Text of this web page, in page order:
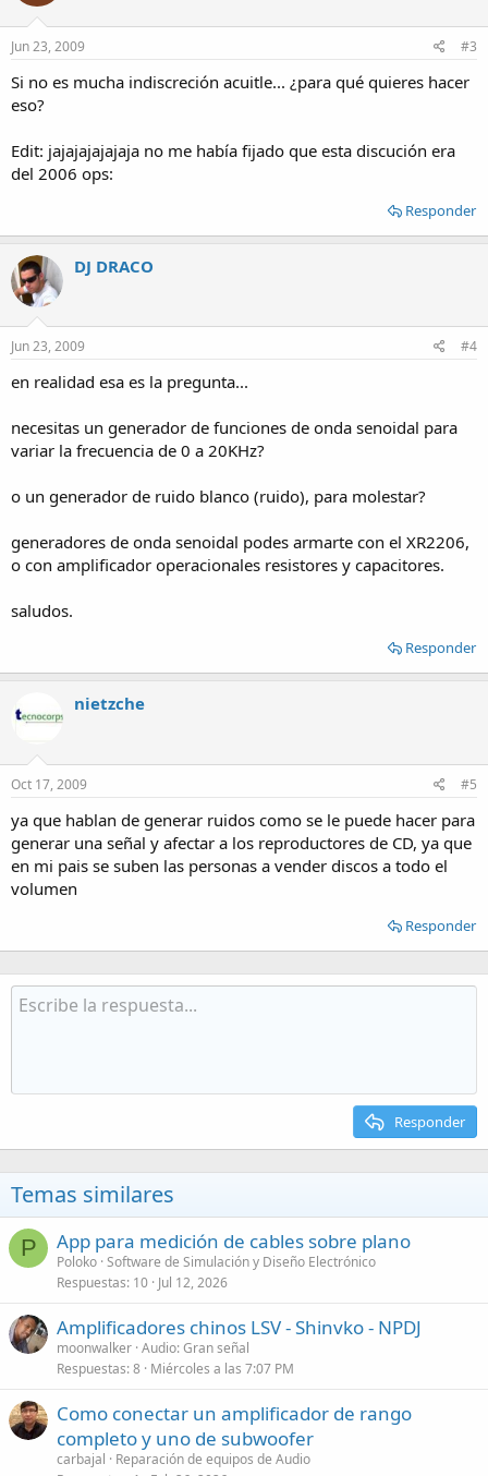
Jun 23, 2009 #3
Si no es mucha indiscreción acuitle... ¿para qué quieres hacer
eso?
Edit: jajajajajajaja no me había fijado que esta discución era
del 2006 ops:
Responder
DJ DRACO
Jun 23, 2009 #4
en realidad esa es la pregunta...
necesitas un generador de funciones de onda senoidal para
variar la frecuencia de 0 a 20KHz?
o un generador de ruido blanco (ruido), para molestar?
generadores de onda senoidal podes armarte con el XR2206,
o con amplificador operacionales resistores y capacitores.
saludos.
Responder
nietzche
Oct 17, 2009 #5
ya que hablan de generar ruidos como se le puede hacer para
generar una señal y afectar a los reproductores de CD, ya que
en mi pais se suben las personas a vender discos a todo el
volumen
Responder
Responder
Temas similares
P App para medición de cables sobre plano
Poloko Software de Simulación y Diseño Electrónico
Respuestas 10 Jul 12, 2026
Amplificadores chinos LSV - Shinvko - NPDJ
moonwalker Audio: Gran señal
Respuestas 8 Miércoles a las 7:07 PM
Como conectar un amplificador de rango
completo y uno de subwoofer
carbajal
Reparación de equipos de Audio